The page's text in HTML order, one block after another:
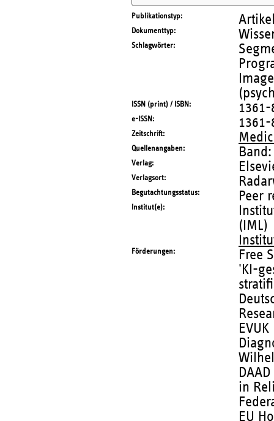
Publikationstyp
Dokumenttyp
Schlagwörter
ISSN (print) / ISBN 1361-
e-ISSN 1361-
Zeitschrift
Quellenangaben
Verlag
Verlagsort
Begutachtungsstatus Peer
Institut(e)
(IML)
Förderungen
Free
'KI-
in
EU